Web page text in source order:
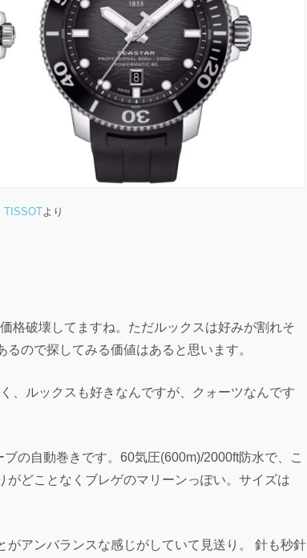
TISSOTより
格破壊してますね。ただルックスは好みが割れそ
ので探してみる価値はあると思います。
、ルックスも好きなんですが、クォーツなんです
の自動巻きです。60気圧(600m)/2000ft防水で、こ
どことなくブレゲのマリーンっぽい。サイズは
アンバランスな感じがしていて見送り。 針も秒針